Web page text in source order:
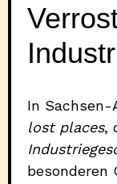
In Sachsen-
lost places,
besonderen